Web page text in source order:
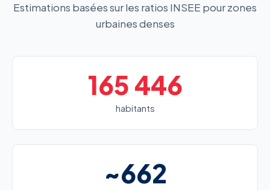
Estimations basées sur les ratios INSEE pour zones
urbaines denses
165 446
habitants
~662